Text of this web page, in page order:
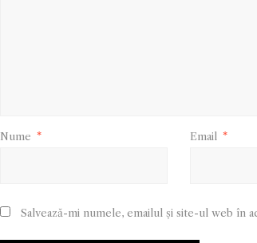
Nume * Email *
Salvează-mi numele, emailul și site-ul web în